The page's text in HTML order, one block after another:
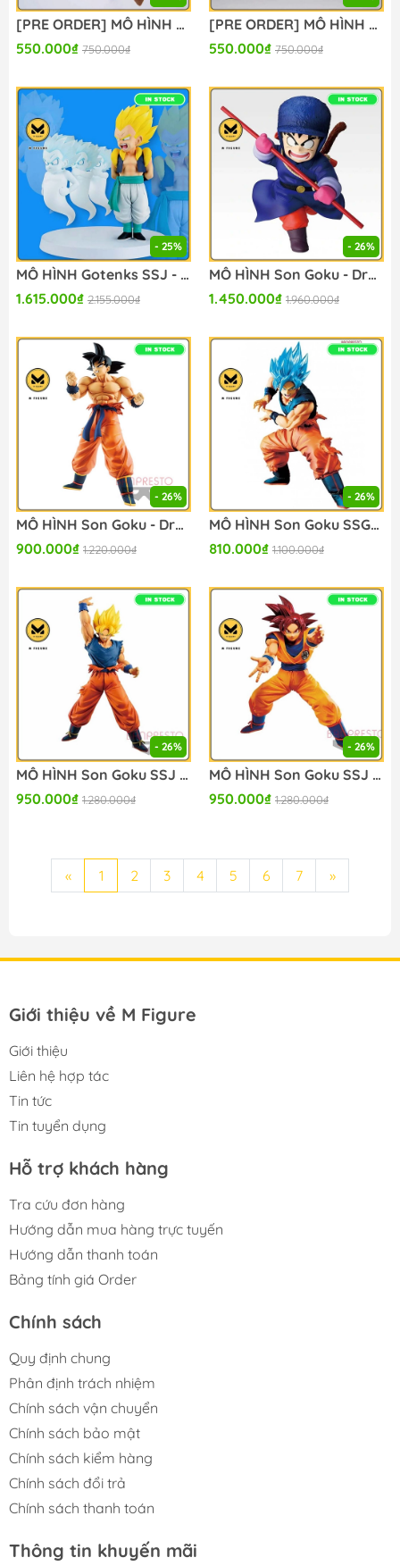
[PRE ORDER] MÔ HÌNH Son Gohan SSJ2 - Dragon Ball Z - Match Makers (Bandai Spirits) FIGURE CHÍNH HÃNG
550.000₫ 750.000₫
[PRE ORDER] MÔ HÌNH Cell Jr. - Dragon Ball Z - Match Makers (Bandai Spirits) FIGURE CHÍNH HÃNG
550.000₫ 750.000₫
- 25%
MÔ HÌNH Gotenks SSJ - Dragon Ball Z - Ichiban Kuji - Ichiban Kuji Dragon Ball Dragon History II (D Prize) - Revible Moment (Bandai Spirits) FIGURE CHÍNH HÃNG
1.615.000₫ 2.155.000₫
- 26%
MÔ HÌNH Son Goku - Dragon Ball - Ichiban Kuji Dragon Ball EX Taiketsu! Reddo Ribon Gun (A Prize) - Masterlise (Bandai Spirits) FIGURE CHÍNH HÃNG
1.450.000₫ 1.960.000₫
- 26%
MÔ HÌNH Son Goku - Dragon Ball Z - Maximatic - Ⅲ (Bandai Spirits) FIGURE CHÍNH HÃNG
900.000₫ 1.220.000₫
- 26%
MÔ HÌNH Son Goku SSGSS - Dragon Ball Super - Maximatic (Bandai Spirits) FIGURE CHÍNH HÃNG
810.000₫ 1.100.000₫
- 26%
MÔ HÌNH Son Goku SSJ - Dragon Ball Z - Maximatic (Bandai Spirits) FIGURE CHÍNH HÃNG
950.000₫ 1.280.000₫
- 26%
MÔ HÌNH Son Goku SSJ God - Dragon Ball Super - Maximatic (V) (Bandai Spirits) FIGURE CHÍNH HÃNG
950.000₫ 1.280.000₫
« 1 2 3 4 5 6 7 »
Giới thiệu về M Figure
Giới thiệu
Liên hệ hợp tác
Tin tức
Tin tuyển dụng
Hỗ trợ khách hàng
Tra cứu đơn hàng
Hướng dẫn mua hàng trực tuyến
Hướng dẫn thanh toán
Bảng tính giá Order
Chính sách
Quy định chung
Phân định trách nhiệm
Chính sách vận chuyển
Chính sách bảo mật
Chính sách kiểm hàng
Chính sách đổi trả
Chính sách thanh toán
Thông tin khuyến mãi